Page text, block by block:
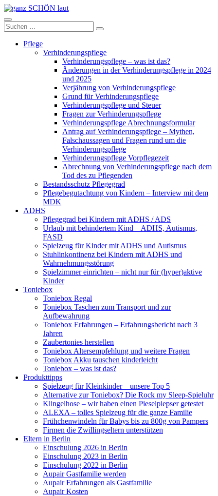
Zum
Inhalt
springen
ganz
SCHÖN
Suchen
nach:
Suchen
Pflege
Verhinderungspflege
Verhinderungspflege – was ist das?
Änderungen in der Verhinderungspflege in 2024
und 2025
Verjährung von Verhinderungspflege
Grund für Verhinderungspflege
Verhinderungspflege und Steuer
Fragen zur Verhinderungspflege
Verhinderungspflege Abrechnungsformular
Antrag auf Verhinderungspflege – Mythen,
Falschaussagen und Fragen rund um die
Verhinderungspflege
Verhinderungspflege Vorpflegezeit
Abrechnung von Verhinderungspflege nach dem
Tod des zu Pflegenden
Bestandsschutz Pflegegrad
Pflegebegutachtung von Kindern – Interview mit dem
MDK
ADHS
Pflegegrad bei Kindern mit ADHS / ADS
Urlaub mit behindertem Kind – ADHS, Autismus,
FASD
Spielzeug für Kinder mit ADHS und Autismus
Stuhlinkontinenz bei Kindern mit ADHS und
Wahrnehmungsstörung
Spielzimmer einrichten – nicht nur für (hyper)aktive
Kinder
Toniebox
Toniebox Regal
Toniebox Taschen zum Transport und zur
Aufbewahrung
Toniebox Erfahrungen – Erfahrungsbericht nach 3
Jahren
Zaubertonies herstellen
Toniebox Altersempfehlung und weitere Fragen
Toniebox Akku tauschen kinderleicht
Toniebox – was ist das?
Produkttipps
Spielzeug für Kleinkinder – unsere Top 5
Alternative zur Toniebox? Die Rock my Sleep-Spieluhr
Klingelhose – wir haben einen Pieselpiepser getestet
ALEXA – tolles Spielzeug für die ganze Familie
Frühchenwindeln für Babys bis zu 800g von Pampers
Firmen die Zwillingseltern unterstützen
Eltern in Berlin
Einschulung 2026 in Berlin
Einschulung 2023 in Berlin
Einschulung 2022 in Berlin
Aupair Gastfamilie werden
Aupair Erfahrungen als Gastfamilie
Aupair Kosten